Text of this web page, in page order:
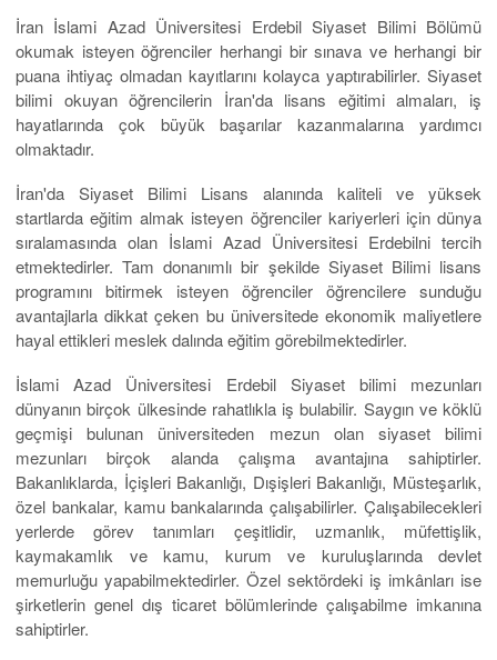
İran İslami Azad Üniversitesi Erdebil Siyaset Bilimi Bölümü
okumak isteyen öğrenciler herhangi bir sınava ve herhangi bir
puana ihtiyaç olmadan kayıtlarını kolayca yaptırabilirler. Siyaset
bilimi okuyan öğrencilerin İran'da lisans eğitimi almaları, iş
hayatlarında çok büyük başarılar kazanmalarına yardımcı
olmaktadır.
İran'da Siyaset Bilimi Lisans alanında kaliteli ve yüksek
startlarda eğitim almak isteyen öğrenciler kariyerleri için dünya
sıralamasında olan İslami Azad Üniversitesi Erdebilni tercih
etmektedirler. Tam donanımlı bir şekilde Siyaset Bilimi lisans
programını bitirmek isteyen öğrenciler öğrencilere sunduğu
avantajlarla dikkat çeken bu üniversitede ekonomik maliyetlere
hayal ettikleri meslek dalında eğitim görebilmektedirler.
İslami Azad Üniversitesi Erdebil Siyaset bilimi mezunları
dünyanın birçok ülkesinde rahatlıkla iş bulabilir. Saygın ve köklü
geçmişi bulunan üniversiteden mezun olan siyaset bilimi
mezunları birçok alanda çalışma avantajına sahiptirler.
Bakanlıklarda, İçişleri Bakanlığı, Dışişleri Bakanlığı, Müsteşarlık,
özel bankalar, kamu bankalarında çalışabilirler. Çalışabilecekleri
yerlerde görev tanımları çeşitlidir, uzmanlık, müfettişlik,
kaymakamlık ve kamu, kurum ve kuruluşlarında devlet
memurluğu yapabilmektedirler. Özel sektördeki iş imkânları ise
şirketlerin genel dış ticaret bölümlerinde çalışabilme imkanına
sahiptirler.